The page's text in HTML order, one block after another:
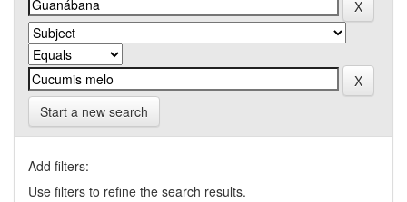
Start a new search
Add filters:
Use filters to refine the search results.